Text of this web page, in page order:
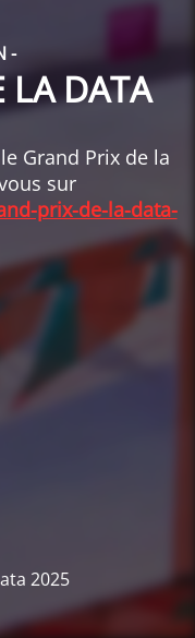
-
LA DATA
Grand Prix de la
sur
prix-de-la-data-
2025